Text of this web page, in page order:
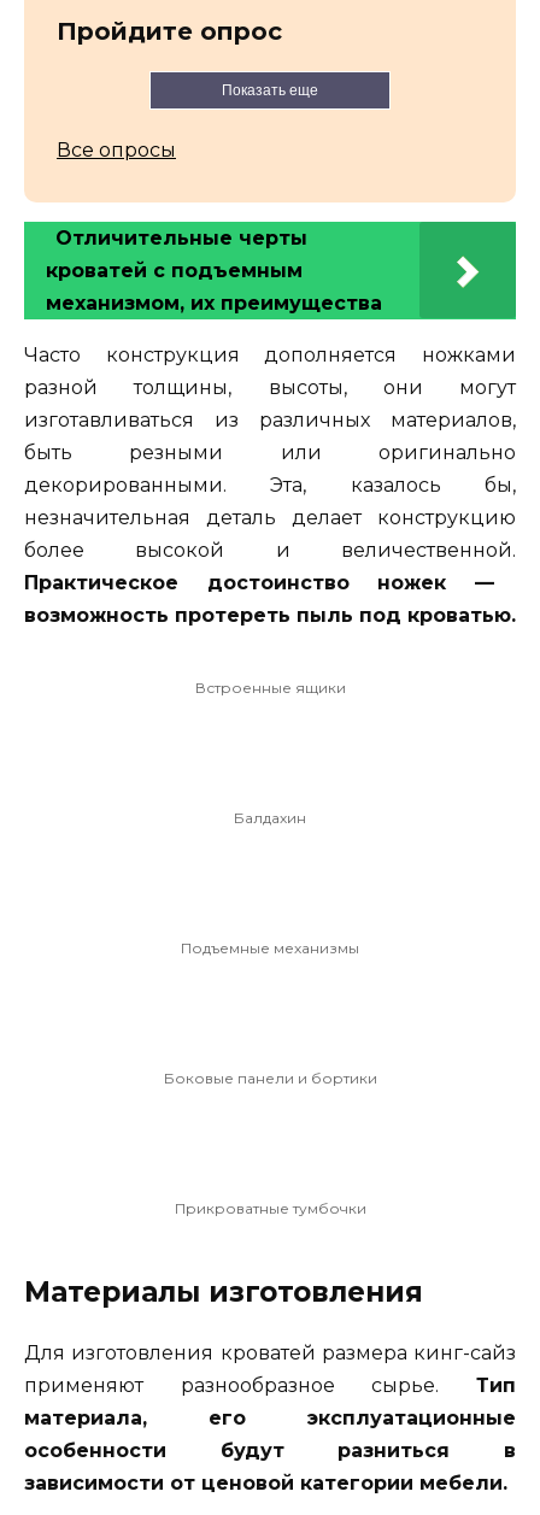
Пройдите опрос
Показать еще
Все опросы
Отличительные черты
кроватей с подъемным
механизмом, их преимущества
Часто конструкция дополняется ножками
разной толщины, высоты, они могут
изготавливаться из различных материалов,
быть резными или оригинально
декорированными. Эта, казалось бы,
незначительная деталь делает конструкцию
более высокой и величественной.
Практическое достоинство ножек —
возможность протереть пыль под кроватью.
Встроенные ящики
Балдахин
Подъемные механизмы
Боковые панели и бортики
Прикроватные тумбочки
Материалы изготовления
Для изготовления кроватей размера кинг-сайз
применяют разнообразное сырье. Тип
материала, его эксплуатационные
особенности будут разниться в
зависимости от ценовой категории мебели.